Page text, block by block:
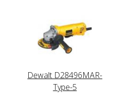
Dewalt D28496MAR-
Type-5